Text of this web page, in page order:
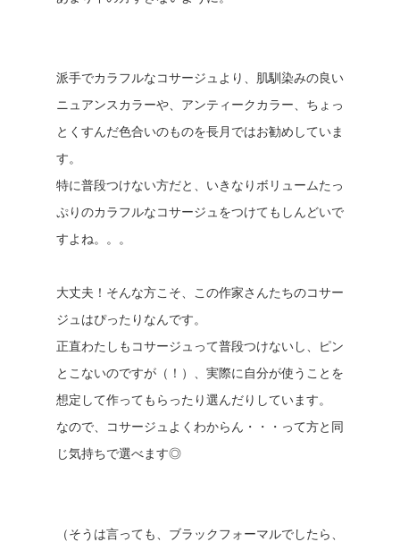
派手でカラフルなコサージュより、肌馴染みの良い
ニュアンスカラーや、アンティークカラー、ちょっ
とくすんだ色合いのものを長月ではお勧めしていま
す。
特に普段つけない方だと、いきなりボリュームたっ
ぷりのカラフルなコサージュをつけてもしんどいで
すよね。。。
大丈夫！そんな方こそ、この作家さんたちのコサー
ジュはぴったりなんです。
正直わたしもコサージュって普段つけないし、ピン
とこないのですが（！）、実際に自分が使うことを
想定して作ってもらったり選んだりしています。
なので、コサージュよくわからん・・・って方と同
じ気持ちで選べます◎
（そうは言っても、ブラックフォーマルでしたら、